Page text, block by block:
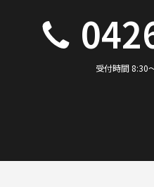
受付時間 8:30